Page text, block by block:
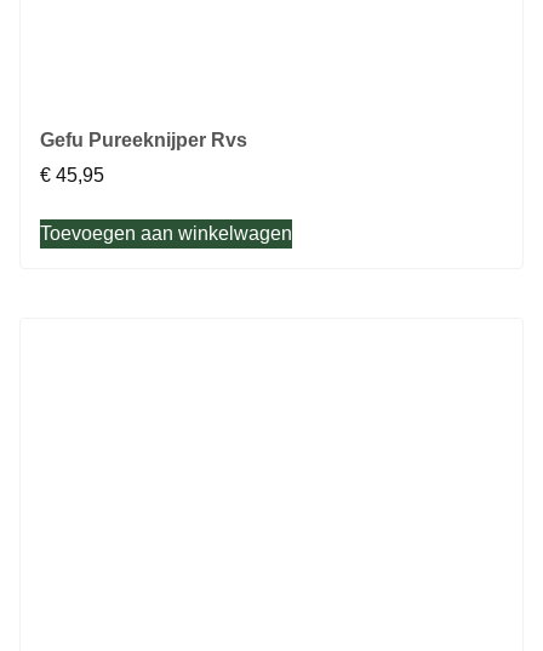
Gefu Pureeknijper Rvs
€ 45,95
Toevoegen aan winkelwagen